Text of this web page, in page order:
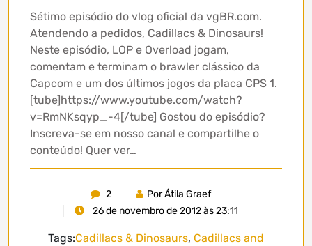
Sétimo episódio do vlog oficial da vgBR.com.
Atendendo a pedidos, Cadillacs & Dinosaurs!
Neste episódio, LOP e Overload jogam,
comentam e terminam o brawler clássico da
Capcom e um dos últimos jogos da placa CPS 1.
[tube]https://www.youtube.com/watch?
v=RmNKsqyp_-4[/tube] Gostou do episódio?
Inscreva-se em nosso canal e compartilhe o
conteúdo! Quer ver…
2
Por Átila Graef
26 de novembro de 2012 às 23:11
Tags:Cadillacs & Dinosaurs, Cadillacs and